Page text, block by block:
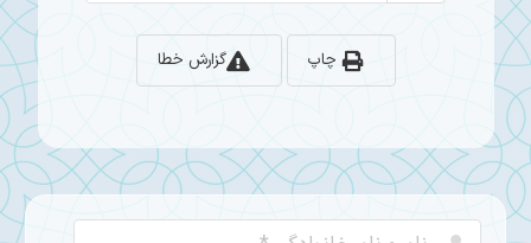
گزارش خطا چاپ